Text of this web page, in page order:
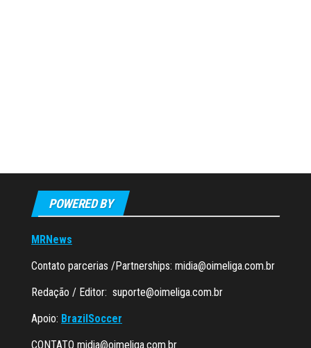
POWERED BY
MRNews
Contato parcerias /Partnerships: midia@oimeliga.com.br
Redação / Editor: suporte@oimeliga.com.br
Apoio: BrazilSoccer
CONTATO midia@oimeliga.com.br